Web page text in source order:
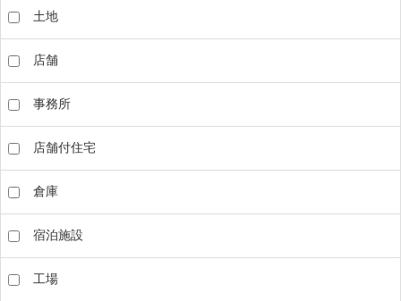
土地
店舗
事務所
店舗付住宅
倉庫
宿泊施設
工場